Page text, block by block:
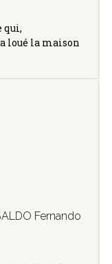
qui,
loué la maison
Fernando